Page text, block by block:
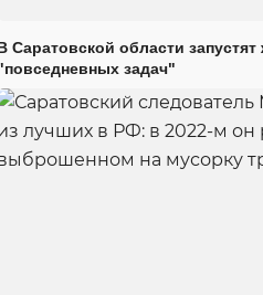
Саратовской области
задач"